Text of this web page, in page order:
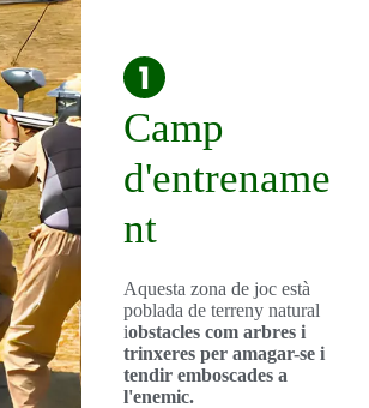
Camp
d'entrename
nt
Aquesta zona de joc està
poblada de terreny natural
iobstacles com arbres i
trinxeres per amagar-se i
tendir emboscades a
l'enemic.